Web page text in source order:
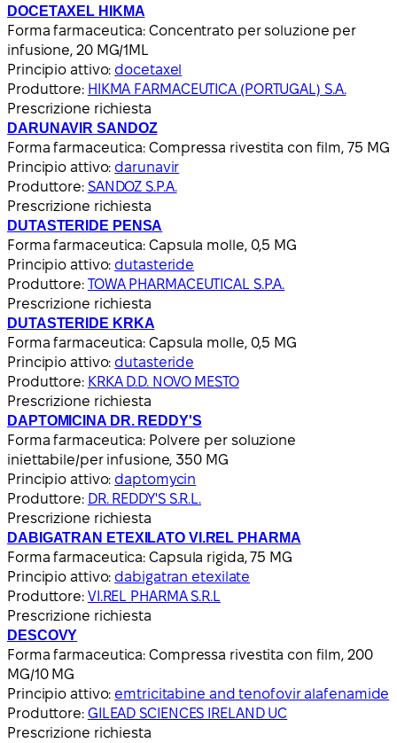
DOCETAXEL HIKMA
Forma farmaceutica: Concentrato per soluzione per
infusione, 20 MG/1ML
Principio attivo: docetaxel
Produttore: HIKMA FARMACEUTICA (PORTUGAL) S.A.
Prescrizione richiesta
DARUNAVIR SANDOZ
Forma farmaceutica: Compressa rivestita con film, 75 MG
Principio attivo: darunavir
Produttore: SANDOZ S.P.A.
Prescrizione richiesta
DUTASTERIDE PENSA
Forma farmaceutica: Capsula molle, 0,5 MG
Principio attivo: dutasteride
Produttore: TOWA PHARMACEUTICAL S.P.A.
Prescrizione richiesta
DUTASTERIDE KRKA
Forma farmaceutica: Capsula molle, 0,5 MG
Principio attivo: dutasteride
Produttore: KRKA D.D. NOVO MESTO
Prescrizione richiesta
DAPTOMICINA DR. REDDY'S
Forma farmaceutica: Polvere per soluzione
iniettabile/per infusione, 350 MG
Principio attivo: daptomycin
Produttore: DR. REDDY'S S.R.L.
Prescrizione richiesta
DABIGATRAN ETEXILATO VI.REL PHARMA
Forma farmaceutica: Capsula rigida, 75 MG
Principio attivo: dabigatran etexilate
Produttore: VI.REL PHARMA S.R.L
Prescrizione richiesta
DESCOVY
Forma farmaceutica: Compressa rivestita con film, 200
MG/10 MG
Principio attivo: emtricitabine and tenofovir alafenamide
Produttore: GILEAD SCIENCES IRELAND UC
Prescrizione richiesta